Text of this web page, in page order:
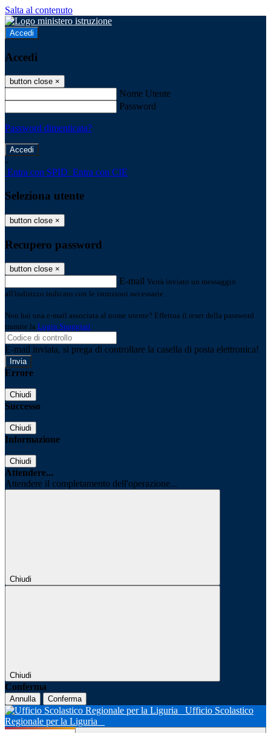
Salta al contenuto
Accedi
Accedi
button close ×
Nome Utente
Password
Password dimenticata?
-
Entra con SPID Entra con CIE
Seleziona utente
button close ×
Recupero password
button close ×
E-mail Verrà inviato un messaggio
all'indirizzo indicato con le istruzioni necessarie.
Non hai una e-mail associata al nome utente? Effettua il reset della password
tramite la Login Spaggiari
E-mail inviata, si prega di controllare la casella di posta elettronica!
Errore
Chiudi
Successo
Chiudi
Informazione
Chiudi
Attendere...
Attendere il completamento dell'operazione...
Chiudi
Chiudi
Conferma
Annulla Conferma
Ufficio Scolastico
Regionale per la Liguria